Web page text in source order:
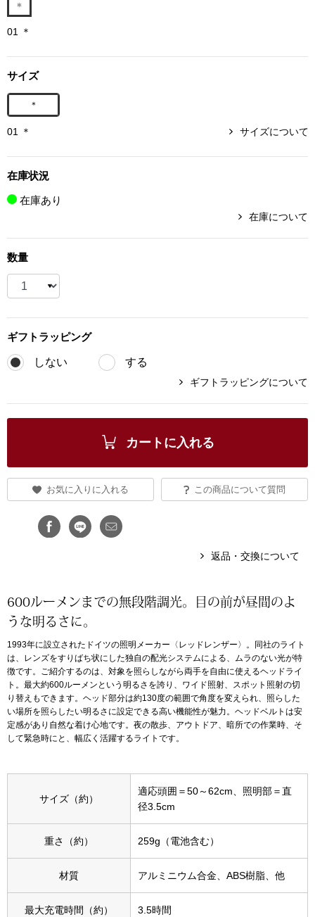
BOGARD 最新号はこちら
すべて見る
ン雑貨
その他
ルームウェア
トートバッグ
ショルダーバ
クラッチバッグ
ボディバッグ
ボストンバッグ
スーツケース
レースアップ
01 ＊
サイズ
＊
01 ＊ サイズについて
在庫状況
在庫あり
在庫について
数量
ギフト ラッピング
しない する
ギフトラッピングについて
カートに入れる
お気に入りに入れる この商品について質問
返品・交換について
600ルーメンまでの無段階調光。目の前が昼間のよ
うな明るさに。
1993年に設立されたドイツの照明メーカー〈レッドレンザー〉。同社のライト
は、レンズをすりばち状にした独自の配光システムによる、ムラのない光が特
徴です。ご紹介するのは、対象を照らしながら両手を自由に使えるヘッドライ
ト。最大約600ルーメンという明るさを誇り、ワイド照射、スポット照射の切
り替えもできます。ヘッド部分は約130度の範囲で角度を変えられ、照らした
い場所を照らしたい明るさに設定できる高い機能性が魅力。ヘッドベルトは安
定感があり自然な着け心地です。夜の散歩、アウトドア、暗所での作業時、そ
して緊急時にと、幅広く活躍するライトです。
サイズ（約）
適応頭囲＝50～62cm、照明部＝直
径3.5cm
重さ（約） 259g（電池含む）
材質 アルミニウム合金、ABS樹脂、他
最大充電時間（約） 3.5時間